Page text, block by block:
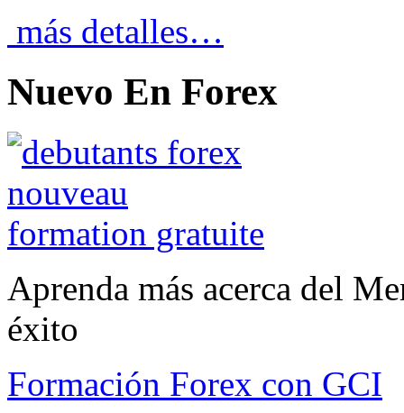
más detalles…
Nuevo En Forex
Aprenda más acerca del
éxito
Formación Forex con GCI